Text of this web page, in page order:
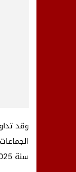
وقد
سنة 2025.